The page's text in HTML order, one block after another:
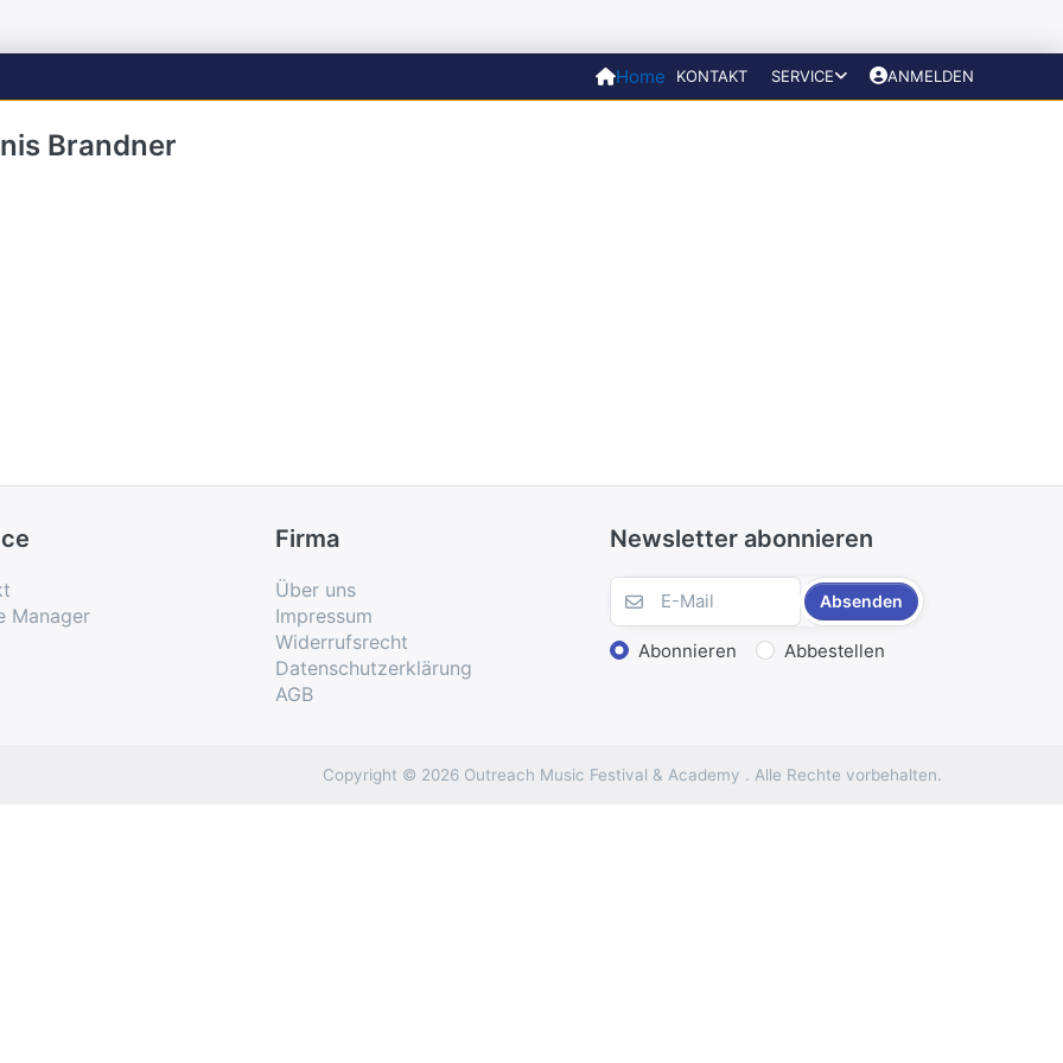
Home KONTAKT SERVICE ANMELDEN
Brandner
Manager
Firma
Über uns
Impressum
Widerrufsrecht
Datenschutzerklärung
AGB
Newsletter abonnieren
Absenden
Abonnieren Abbestellen
Copyright © 2026 Outreach Music Festival & Academy . Alle Rechte vorbehalten.